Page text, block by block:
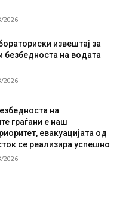
2026
извештај за
безбедноста на водата
2026
на
граѓани е наш
евакуацијата од
се реализира успешно
2026